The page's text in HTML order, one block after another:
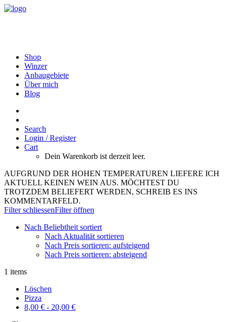
Shop
Winzer
Anbaugebiete
Über mich
Blog
Search
Login / Register
Cart
Dein Warenkorb ist derzeit leer.
AUFGRUND DER HOHEN TEMPERATUREN LIEFERE ICH
AKTUELL KEINEN WEIN AUS. MÖCHTEST DU
TROTZDEM BELIEFERT WERDEN, SCHREIB ES INS
KOMMENTARFELD.
Filter schliessenFilter öffnen
Nach Beliebtheit sortiert
Nach Aktualität sortieren
Nach Preis sortieren: aufsteigend
Nach Preis sortieren: absteigend
1 items
Löschen
Pizza
8,00 € - 20,00 €